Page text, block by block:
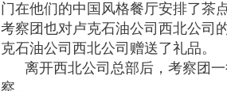
门在他们的中国风格餐厅安排了茶
考察团也对卢克石油公司西北公司
克石油公司西北公司赠送了礼品。
离开西北公司总部后，考察团一
察。